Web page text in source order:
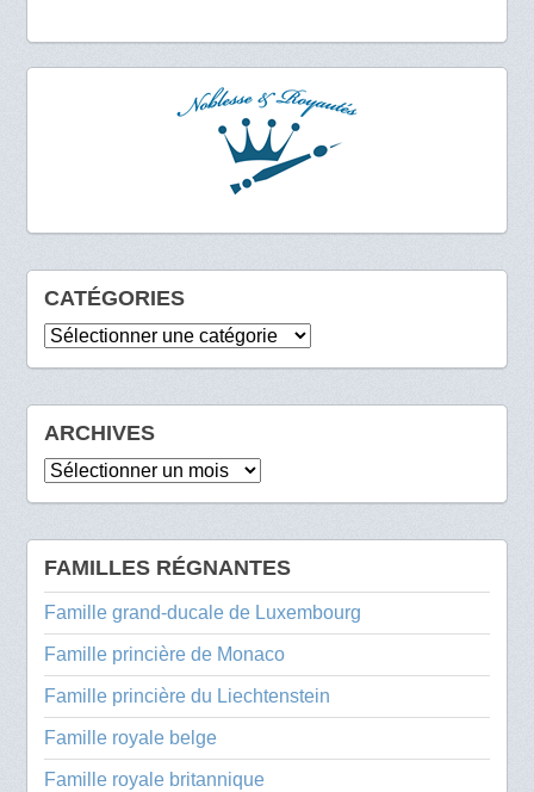
CATÉGORIES
Catégories
ARCHIVES
Archives
FAMILLES RÉGNANTES
Famille grand-ducale de Luxembourg
Famille princière de Monaco
Famille princière du Liechtenstein
Famille royale belge
Famille royale britannique